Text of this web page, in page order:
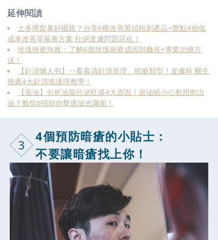
延伸閱讀
士多啤梨鼻好礙眼？分享6種改善黑頭粉刺產品+盤點4個低
成本改善草莓鼻方案 杜絕皮膚問題惡化！
玫瑰痤瘡急救：了解6個玫瑰痤瘡成因與癥兆+專業治療方
法！
【針清懶人包】一看看清針清原理、暗瘡類型！皮膚科 醫生
推薦4大針清後護理教學！
【面油】分析油脂分泌旺盛4大原因！面油紙小心愈用愈出
油？教你6招助你擊退油光滿面！
3
4個預防暗瘡的小貼士：
不要讓暗瘡找上你！